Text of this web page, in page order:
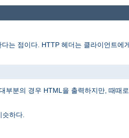
는 점이다. HTTP 헤더는 클라이언트에
분의 경우 HTML을 출력하지만, 때때
슷하다.